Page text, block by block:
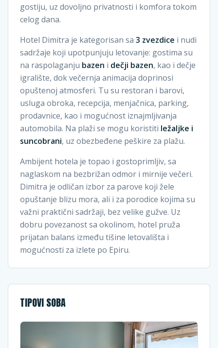
gostiju, uz dovoljno privatnosti i komfora tokom
celog dana.
Hotel Dimitra je kategorisan sa 3 zvezdice i nudi
sadržaje koji upotpunjuju letovanje: gostima su
na raspolaganju bazen i dečji bazen, kao i dečje
igralište, dok večernja animacija doprinosi
opuštenoj atmosferi. Tu su restoran i barovi,
usluga obroka, recepcija, menjačnica, parking,
prodavnice, kao i mogućnost iznajmljivanja
automobila. Na plaži se mogu koristiti ležaljke i
suncobrani, uz obezbeđene peškire za plažu.
Ambijent hotela je topao i gostoprimljiv, sa
naglaskom na bezbrižan odmor i mirnije večeri.
Dimitra je odličan izbor za parove koji žele
opuštanje blizu mora, ali i za porodice kojima su
važni praktični sadržaji, bez velike gužve. Uz
dobru povezanost sa okolinom, hotel pruža
prijatan balans između tišine letovališta i
mogućnosti za izlete po Epiru.
TIPOVI SOBA